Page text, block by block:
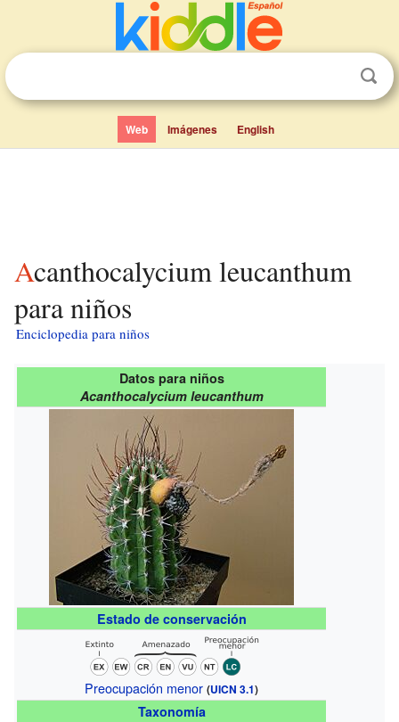
Web Imágenes English
Acanthocalycium leucanthum
para niños
Enciclopedia para niños
Datos para niños
Acanthocalycium leucanthum
Estado de conservación
Preocupación menor (UICN 3.1)
Taxonomía